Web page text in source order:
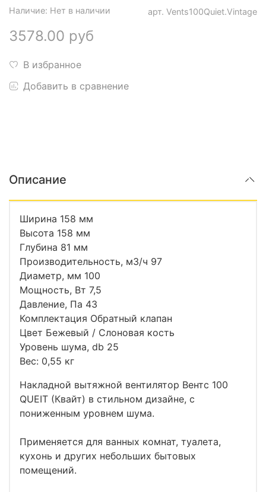
арт. Vents100Quiet.Vintage
Наличие: Нет в наличии
3578.00 руб
В избранное
Добавить в сравнение
Описание
Ширина 158 мм
Высота 158 мм
Глубина 81 мм
Производительность, м3/ч 97
Диаметр, мм 100
Мощность, Вт 7,5
Давление, Па 43
Комплектация Обратный клапан
Цвет Бежевый / Слоновая кость
Уровень шума, db 25
Вес: 0,55 кг
Накладной вытяжной вентилятор Вентс 100
QUEIT (Квайт) в стильном дизайне, с
пониженным уровнем шума.
Применяется для ванных комнат, туалета,
кухонь и других небольших бытовых
помещений.